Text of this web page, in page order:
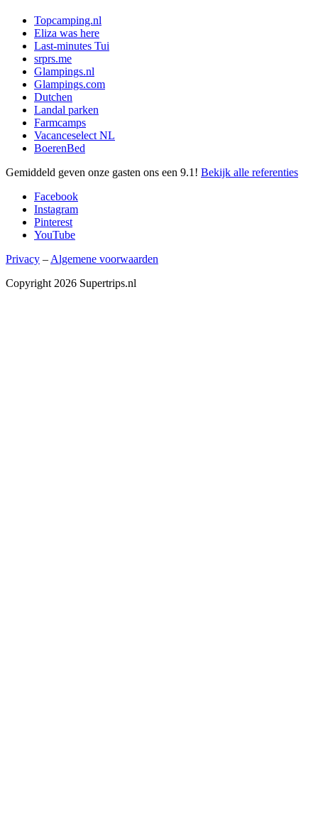
Topcamping.nl
Eliza was here
Last-minutes Tui
srprs.me
Glampings.nl
Glampings.com
Dutchen
Landal parken
Farmcamps
Vacanceselect NL
BoerenBed
Gemiddeld geven onze gasten ons een 9.1 ! Bekijk alle referenties
Facebook
Instagram
Pinterest
YouTube
Privacy – Algemene voorwaarden
Copyright 2026 Supertrips.nl